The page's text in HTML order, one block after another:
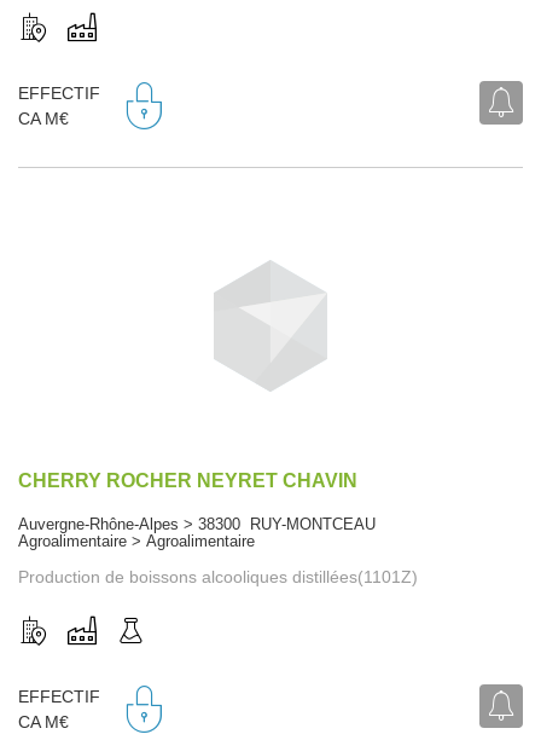
EFFECTIF
CA M€
CHERRY ROCHER NEYRET CHAVIN
Auvergne-Rhône-Alpes > 38300 RUY-MONTCEAU
Agroalimentaire > Agroalimentaire
Production de boissons alcooliques distillées(1101Z)
EFFECTIF
CA M€